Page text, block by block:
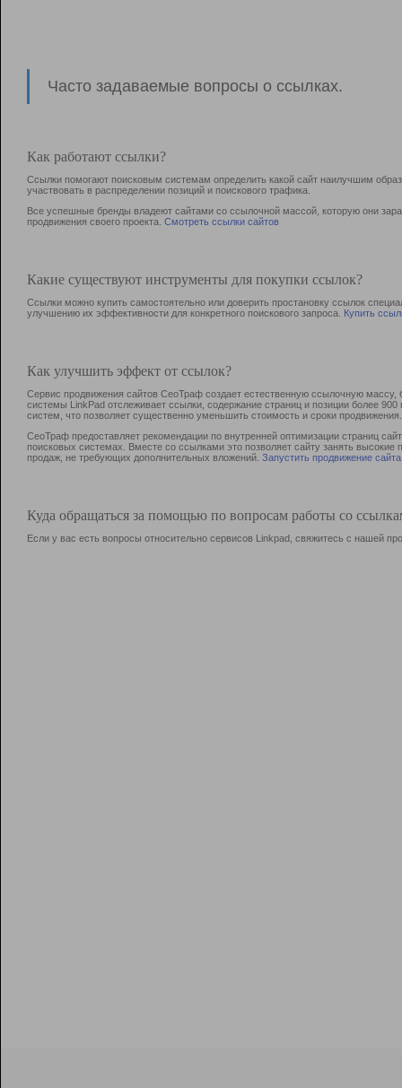
Часто задаваемые вопросы о ссылках.
Как работают ссылки?
Ссылки помогают поисковым системам определить какой сайт наилучшим
участвовать в раcпределении позиций и поискового трафика.
Все успешные бренды владеют сайтами со ссылочной массой, которую они
продвижения своего проекта. Смотреть ссылки сайтов
Какие существуют инструменты для покупки ссылок?
Ссылки можно купить самостоятельно или доверить простановку ссылок
улучшению их эффективности для конкретного поискового запроса. Купить
Как улучшить эффект от ссылок?
Сервис продвижения сайтов СеоТраф создает естественную ссылочную
системы LinkPad отслеживает ссылки, содержание страниц и позиции более
систем, что позволяет существенно уменьшить стоимость и сроки продвижения.
СеоТраф предоставляет рекомендации по внутренней оптимизации страниц
поисковых системах. Вместе со ссылками это позволяет сайту занять
продаж, не требующих дополнительных вложений. Запустить продвижение сайта
Куда обращаться за помощью по вопросам работы со
Если у вас есть вопросы относительно сервисов Linkpad, свяжитесь с нашей